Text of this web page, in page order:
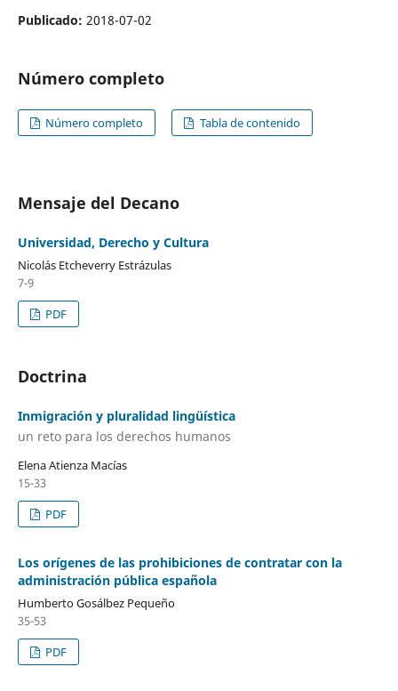
Publicado: 2018-07-02
Número completo
Número completo Tabla de contenido
Mensaje del Decano
Universidad, Derecho y Cultura
Nicolás Etcheverry Estrázulas
7-9
PDF
Doctrina
Inmigración y pluralidad lingüística
un reto para los derechos humanos
Elena Atienza Macías
15-33
PDF
Los orígenes de las prohibiciones de contratar con la
administración pública española
Humberto Gosálbez Pequeño
35-53
PDF